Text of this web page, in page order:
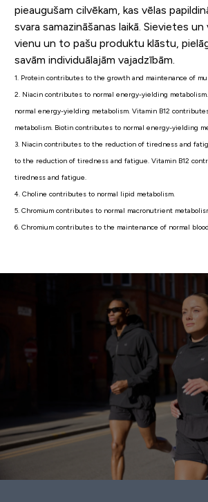
pieaugušam cilvēkam, kas vēlas
svara samazināšanas laikā. Sievietes
vienu un to pašu produktu klāstu,
savām individuālajām vajadzībām.
1. Protein contributes to the growth and maintenance of
2. Niacin contributes to normal energy-yielding
normal energy-yielding metabolism. Vitamin B12
metabolism. Biotin contributes to normal energy-yielding
3. Niacin contributes to the reduction of tiredness and
to the reduction of tiredness and fatigue. Vitamin B12
tiredness and fatigue.
4. Choline contributes to normal lipid metabolism.
5. Chromium contributes to normal macronutrient
6. Chromium contributes to the maintenance of normal